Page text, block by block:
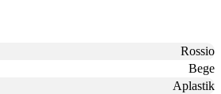
Rossio
Bege
Aplastik